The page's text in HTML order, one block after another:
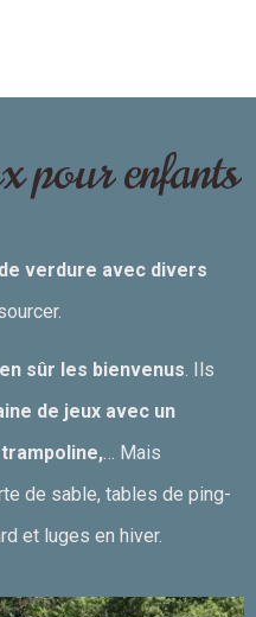
pour enfants
verdure avec divers
sûr les bienvenus. Ils
de jeux avec un
… Mais
de sable, tables de ping-
et luges en hiver.